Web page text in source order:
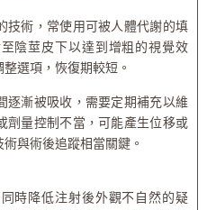
技術，常使用可被人體代謝的填
陰莖皮下以達到增粗的視覺效
選項，恢復期較短。
逐漸被吸收，需要定期補充以維
劑量控制不當，可能產生位移或
與術後追蹤相當關鍵。
時降低注射後外觀不自然的疑